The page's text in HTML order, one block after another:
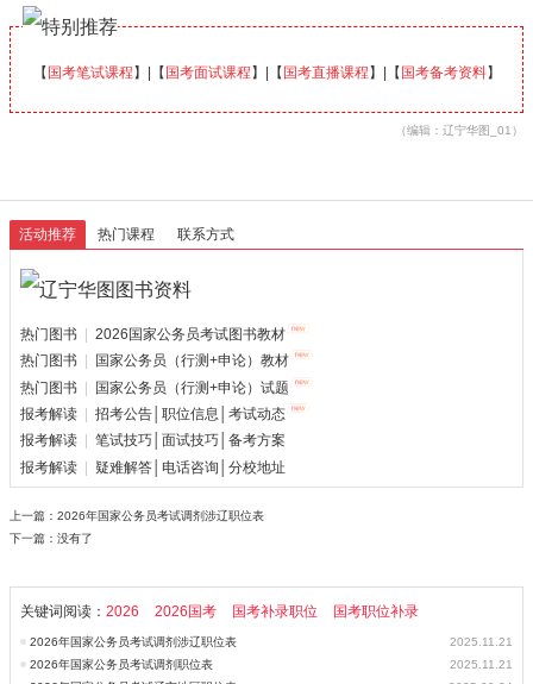
【国考笔试课程】|【国考面试课程】|【国考直播课程】|【国考备考资料】
（编辑：辽宁华图_01）
活动推荐 热门课程 联系方式
热门图书
2026国家公务员考试图书教材
热门图书
国家公务员（行测+申论）教材
热门图书
国家公务员（行测+申论）试题
报考解读
招考公告│职位信息│考试动态
报考解读
笔试技巧│面试技巧│备考方案
报考解读
疑难解答│电话咨询│分校地址
上一篇： 2026年国家公务员考试调剂涉辽职位表
下一篇：没有了
关键词阅读： 2026 2026国考 国考补录职位 国考职位补录
2026年国家公务员考试调剂涉辽职位表
2025.11.21
2026年国家公务员考试调剂职位表
2025.11.21